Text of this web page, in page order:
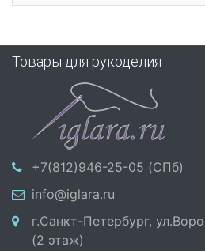
Товары для рукоделия
+7(812)946-25-05 (СПб)
info@iglara.ru
г.Санкт-Петербург,
(2 этаж)